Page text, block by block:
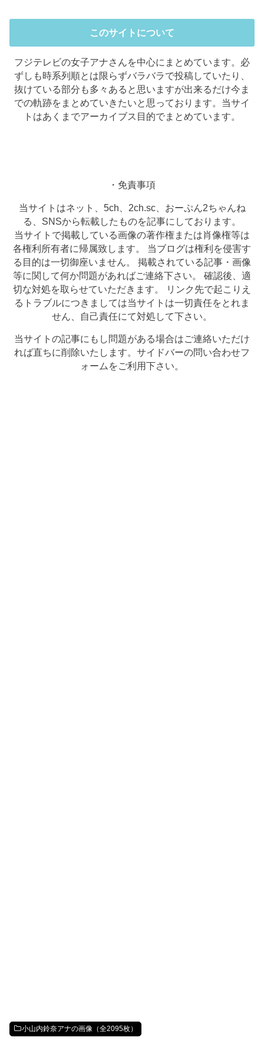
このサイトについて
フジテレビの女子アナさんを中心にまとめています。必
ずしも時系列順とは限らずバラバラで投稿していたり、
抜けている部分も多々あると思いますが出来るだけ今ま
での軌跡をまとめていきたいと思っております。当サイ
トはあくまでアーカイブス目的でまとめています。
・免責事項
当サイトはネット、5ch、2ch.sc、おーぷん2ちゃんね
る、SNSから転載したものを記事にしております。
当サイトで掲載している画像の著作権または肖像権等は
各権利所有者に帰属致します。 当ブログは権利を侵害す
る目的は一切御座いません。 掲載されている記事・画像
等に関して何か問題があればご連絡下さい。 確認後、適
切な対処を取らせていただきます。 リンク先で起こりえ
るトラブルにつきましては当サイトは一切責任をとれま
せん、自己責任にて対処して下さい。
当サイトの記事にもし問題がある場合はご連絡いただけ
れば直ちに削除いたします。サイドバーの問い合わせフ
ォームをご利用下さい。
小山内鈴奈アナの画像（全2095枚）